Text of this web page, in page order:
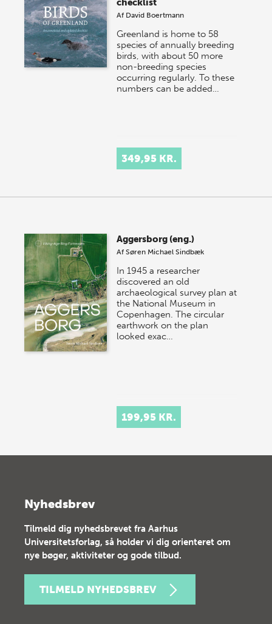
checklist
Af David Boertmann
Greenland is home to 58
species of annually breeding
birds, with about 50 more
non-breeding species
occurring regularly. To these
numbers can be added…
349,95 KR.
Aggersborg (eng.)
AfSøren Michael Sindbæk
In 1945 a researcher
discovered an old
archaeological survey plan at
the National Museum in
Copenhagen. The circular
earthwork on the plan
looked exac…
199,95 KR.
Nyhedsbrev
Tilmeld dig nyhedsbrevet fra Aarhus
Universitetsforlag, så holder vi dig orienteret om
nye bøger, aktiviteter og gode tilbud.
TILMELD NYHEDSBREV